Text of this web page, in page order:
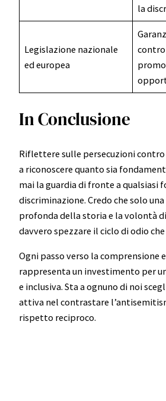
la
Legislazione nazionale
ed europea
contro
In Conclusione
Riflettere sulle persecuzioni
a riconoscere quanto sia
mai la guardia di fronte a qualsiasi
discriminazione. Credo che solo
profonda della storia e la volontà
davvero spezzare il ciclo di odio
Ogni passo verso la comprensione
rappresenta un investimento per
e inclusiva. Sta a ognuno di noi
attiva nel contrastare
rispetto reciproco.